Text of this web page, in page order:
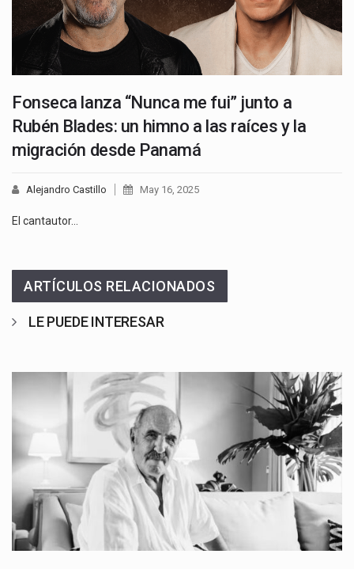
Fonseca lanza “Nunca me fui” junto a
Rubén Blades: un himno a las raíces y la
migración desde Panamá
Alejandro Castillo May 16, 2025
El cantautor…
ARTÍCULOS RELACIONADOS
LE PUEDE INTERESAR